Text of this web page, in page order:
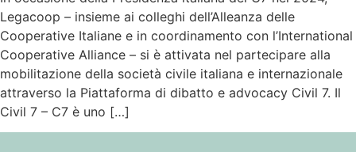
Legacoop – insieme ai colleghi dell’Alleanza delle
Cooperative Italiane e in coordinamento con l’International
Cooperative Alliance – si è attivata nel partecipare alla
mobilitazione della società civile italiana e internazionale
attraverso la Piattaforma di dibatto e advocacy Civil 7. Il
Civil 7 – C7 è uno […]